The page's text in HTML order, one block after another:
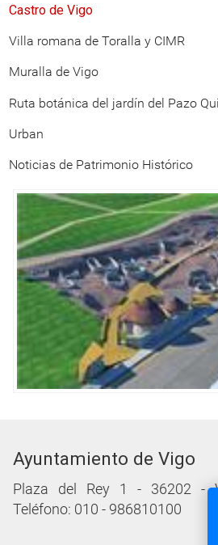
Castro de Vigo
Villa romana de Toralla y CIMR
Muralla de Vigo
Ruta botánica del jardín del Pazo
Urban
Noticias de Patrimonio Histórico
Ayuntamiento de Vigo
Plaza del Rey 1 - 36202 -
Teléfono: 010 - 986810100